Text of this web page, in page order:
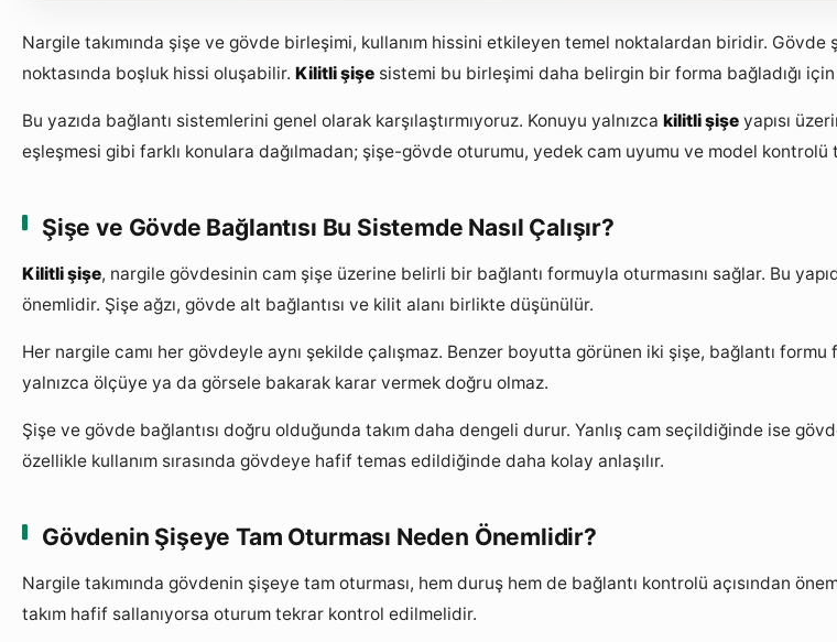
Nargile takımında şişe ve gövde birleşimi, kullanım hissini etkileyen temel noktalardan biridir.
noktasında boşluk hissi oluşabilir. Kilitli şişe sistemi bu birleşimi daha belirgin bir forma bağladığı
Bu yazıda bağlantı sistemlerini genel olarak karşılaştırmıyoruz. Konuyu yalnızca kilitli şişe yapısı
eşleşmesi gibi farklı konulara dağılmadan; şişe-gövde oturumu, yedek cam uyumu ve model kontrolü
Şişe ve Gövde Bağlantısı Bu Sistemde Nasıl Çalışır?
Kilitli şişe, nargile gövdesinin cam şişe üzerine belirli bir bağlantı formuyla oturmasını sağlar. Bu
önemlidir. Şişe ağzı, gövde alt bağlantısı ve kilit alanı birlikte düşünülür.
Her nargile camı her gövdeyle aynı şekilde çalışmaz. Benzer boyutta görünen iki şişe, bağlantı formu
yalnızca ölçüye ya da görsele bakarak karar vermek doğru olmaz.
Şişe ve gövde bağlantısı doğru olduğunda takım daha dengeli durur. Yanlış cam seçildiğinde ise
özellikle kullanım sırasında gövdeye hafif temas edildiğinde daha kolay anlaşılır.
Gövdenin Şişeye Tam Oturması Neden Önemlidir?
Nargile takımında gövdenin şişeye tam oturması, hem duruş hem de bağlantı kontrolü açısından
takım hafif sallanıyorsa oturum tekrar kontrol edilmelidir.